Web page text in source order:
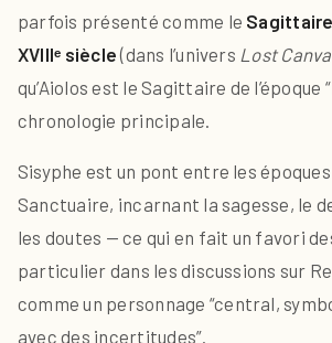
parfois présenté comme le Sagittaire
XVIIIᵉ siècle(dans l’univers Lost
qu’Aiolos est le Sagittaire de l’époque
chronologie principale.
Sisyphe est un pont entre les
Sanctuaire, incarnant la sagesse, le
les doutes — ce qui en fait un favori
particulier dans les discussions sur
comme un personnage “central,
avec des incertitudes”.